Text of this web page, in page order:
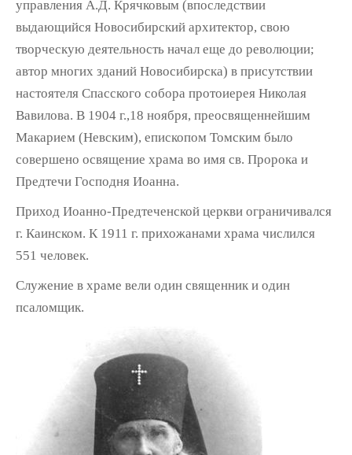
управления А.Д. Крячковым (впоследствии
выдающийся Новосибирский архитектор, свою
творческую деятельность начал еще до революции;
автор многих зданий Новосибирска) в присутствии
настоятеля Спасского собора протоиерея Николая
Вавилова. В 1904 г.,18 ноября, преосвященнейшим
Макарием (Невским), епископом Томским было
совершено освящение храма во имя св. Пророка и
Предтечи Господня Иоанна.
Приход Иоанно-Предтеченской церкви ограничивался
г. Каинском. К 1911 г. прихожанами храма числился
551 человек.
Служение в храме вели один священник и один
псаломщик.